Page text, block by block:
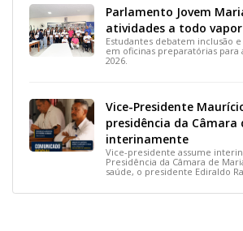
Parlamento Jovem
atividades a todo vapor
Estudantes debatem inclusão
em oficinas preparatórias para
2026.
Vice-Presidente
presidência da Câmara
interinamente
Vice-presidente assume
Presidência da Câmara de
saúde, o presidente Ediraldo